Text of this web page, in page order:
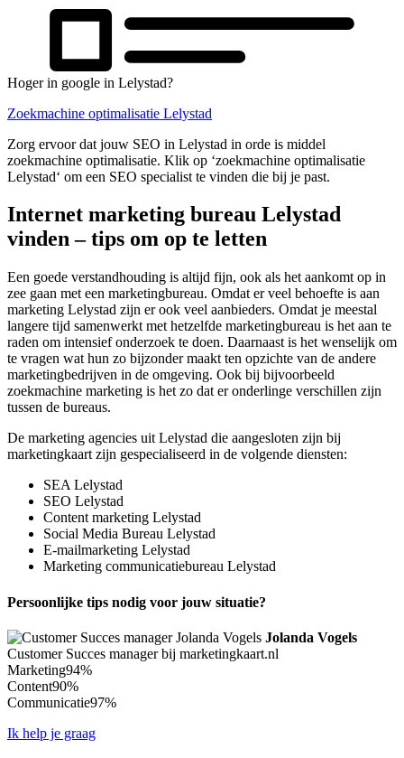
Hoger in google in Lelystad?
Zoekmachine optimalisatie Lelystad
Zorg ervoor dat jouw SEO in Lelystad in orde is middel
zoekmachine optimalisatie. Klik op ‘zoekmachine optimalisatie
Lelystad‘ om een SEO specialist te vinden die bij je past.
Internet marketing bureau Lelystad
vinden – tips om op te letten
Een goede verstandhouding is altijd fijn, ook als het aankomt op in
zee gaan met een marketingbureau. Omdat er veel behoefte is aan
marketing Lelystad zijn er ook veel aanbieders. Omdat je meestal
langere tijd samenwerkt met hetzelfde marketingbureau is het aan te
raden om intensief onderzoek te doen. Daarnaast is het wenselijk om
te vragen wat hun zo bijzonder maakt ten opzichte van de andere
marketingbedrijven in de omgeving. Ook bij bijvoorbeeld
zoekmachine marketing is het zo dat er onderlinge verschillen zijn
tussen de bureaus.
De marketing agencies uit Lelystad die aangesloten zijn bij
marketingkaart zijn gespecialiseerd in de volgende diensten:
SEA Lelystad
SEO Lelystad
Content marketing Lelystad
Social Media Bureau Lelystad
E-mailmarketing Lelystad
Marketing communicatiebureau Lelystad
Persoonlijke tips nodig voor jouw situatie?
Jolanda Vogels
Customer Succes manager bij marketingkaart.nl
Marketing94%
Content90%
Communicatie97%
Ik help je graag